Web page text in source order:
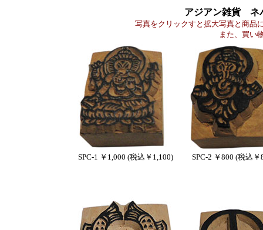
アジアン雑貨 ネ
写真をクリックすと拡大写真と商品
また、買い
SPC-1 ￥1,000 (税込￥1,100) SPC-2 ￥800 (税込￥